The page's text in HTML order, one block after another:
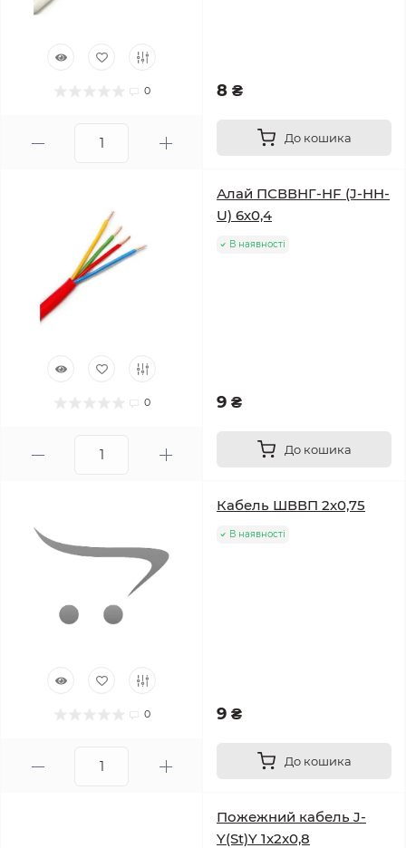
0 8 ₴
До кошика
0
Алай ПСВВНГ-HF (J-HH-
U) 6х0,4
В наявності
9 ₴
До кошика
0
Кабель ШВВП 2х0,75
В наявності
9 ₴
До кошика
Пожежний кабель J-
Y(St)Y 1x2x0,8